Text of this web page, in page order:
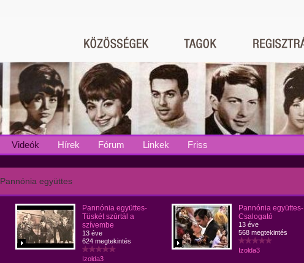
Videók Hírek Fórum Linkek Friss
Pannónia együttes
Pannónia együttes-
Tüskét szúrtál a
szívembe
13 éve
624 megtekintés
Izolda3
Pannónia együttes-
Csalogató
13 éve
568 megtekintés
Izolda3